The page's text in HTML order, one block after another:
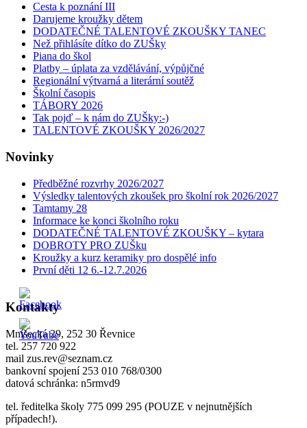
Cesta k poznání III
Darujeme kroužky dětem
DODATEČNÉ TALENTOVÉ ZKOUŠKY TANEC
Než přihlásíte dítko do ZUŠky
Piana do škol
Platby – úplata za vzdělávání, výpůjčné
Regionální výtvarná a literární soutěž
Školní časopis
TÁBORY 2026
Tak pojď – k nám do ZUŠky:-)
TALENTOVÉ ZKOUŠKY 2026/2027
Novinky
Předběžné rozvrhy 2026/2027
Výsledky talentových zkoušek pro školní rok 2026/2027
Tamtamy 28
Informace ke konci školního roku
DODATEČNÉ TALENTOVÉ ZKOUŠKY – kytara
DOBROTY PRO ZUŠku
Kroužky a kurz keramiky pro dospělé info
První děti 12 6.-12.7.2026
Kontakty
Mníšecká 29, 252 30 Řevnice
tel. 257 720 922
mail zus.rev@seznam.cz
bankovní spojení 253 010 768/0300
datová schránka: n5rmvd9
tel. ředitelka školy 775 099 295 (POUZE v nejnutnějších
případech!).